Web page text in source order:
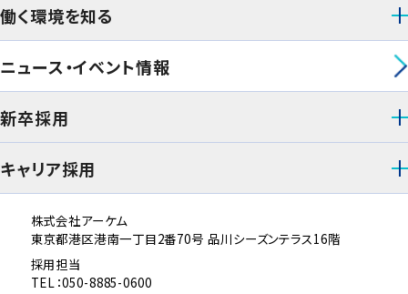
株式会社アーケム
東京都港区港南一丁目2番70号 品川シーズンテラス16階
採用担当
TEL：050-8885-0600
働く環境を知る
ニュース・イベント情報
新卒採用
キャリア採用